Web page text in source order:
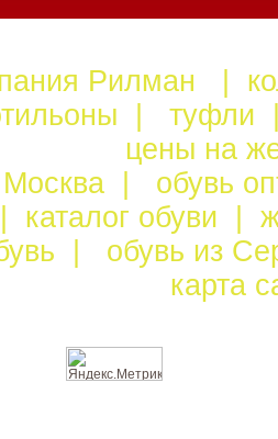
Рилман
туфли
цены на
обувь
каталог обуви
обувь из
карта